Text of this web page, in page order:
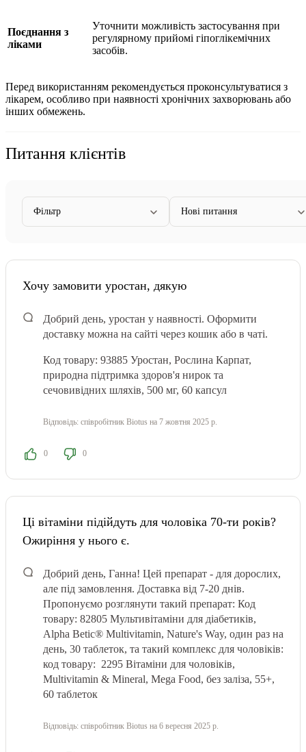
Поєднання з
ліками
Уточнити можливість застосування при
регулярному прийомі гіпоглікемічних
засобів.
Перед використанням рекомендується проконсультуватися з
лікарем, особливо при наявності хронічних захворювань або
інших обмежень.
Питання клієнтів
Фільтр Нові питання
Хочу замовити уростан, дякую
Добрий день, уростан у наявності. Оформити
доставку можна на сайті через кошик або в чаті.
Код товару: 93885 Уростан, Рослина Карпат,
природна підтримка здоров'я нирок та
сечовивідних шляхів, 500 мг, 60 капсул
Відповідь: співробітник Biotus на 7 жовтня 2025 р.
0 0
Ці вітаміни підійдуть для чоловіка 70-ти років?
Ожиріння у нього є.
Добрий день, Ганна! Цей препарат - для дорослих,
але під замовлення. Доставка від 7-20 днів.
Пропонуємо розглянути такий препарат: Код
товару: 82805 Мультивітаміни для діабетиків,
Alpha Betic® Multivitamin, Nature's Way, один раз на
день, 30 таблеток, та такий комплекс для чоловіків:
код товару: 2295 Вітаміни для чоловіків,
Multivitamin & Mineral, Mega Food, без заліза, 55+,
60 таблеток
Відповідь: співробітник Biotus на 6 вересня 2025 р.